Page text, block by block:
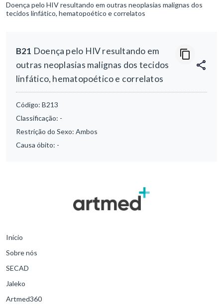
Doença pelo HIV resultando em outras neoplasias malignas dos
tecidos linfático, hematopoético e correlatos
B21 Doença pelo HIV resultando em
outras neoplasias malignas dos tecidos
linfático, hematopoético e correlatos
Código: B213
Classificação: -
Restrição do Sexo: Ambos
Causa óbito: -
Início
Sobre nós
SECAD
Jaleko
Artmed360